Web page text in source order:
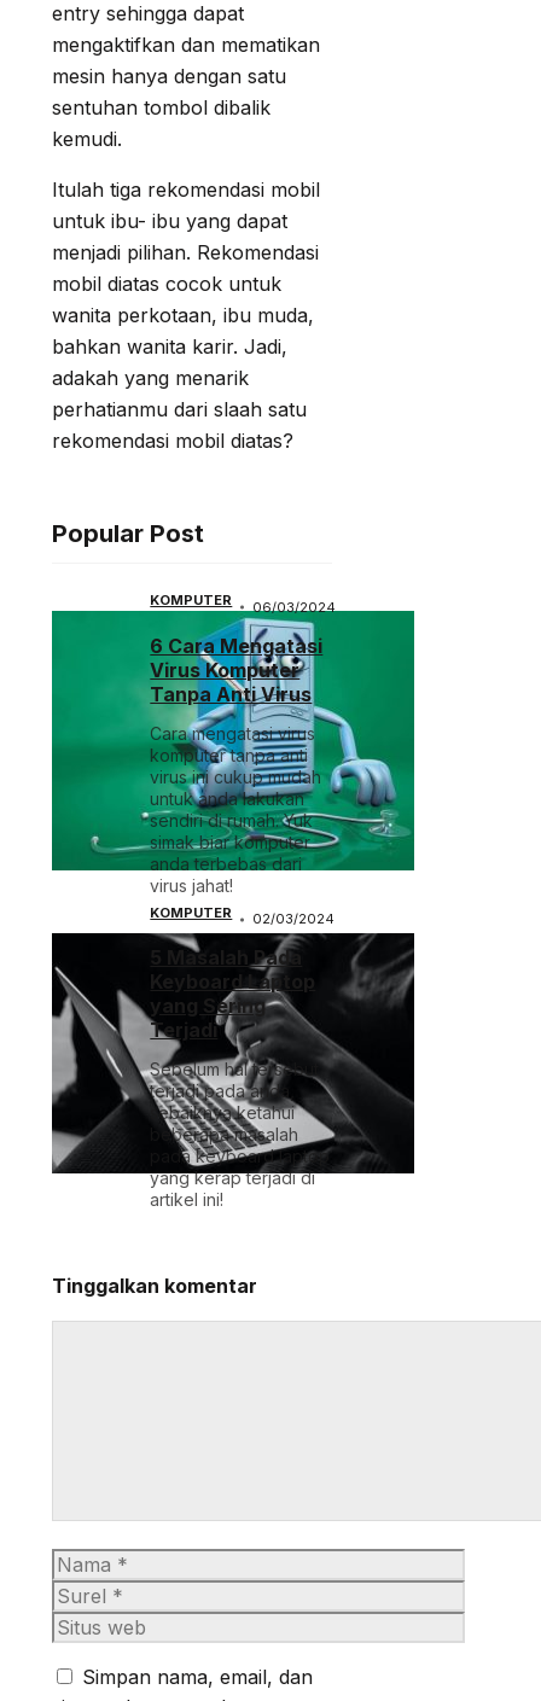
entry sehingga dapat
mengaktifkan dan mematikan
mesin hanya dengan satu
sentuhan tombol dibalik
kemudi.
Itulah tiga rekomendasi mobil
untuk ibu- ibu yang dapat
menjadi pilihan. Rekomendasi
mobil diatas cocok untuk
wanita perkotaan, ibu muda,
bahkan wanita karir. Jadi,
adakah yang menarik
perhatianmu dari slaah satu
rekomendasi mobil diatas?
Popular Post
KOMPUTER 06/03/2024
6 Cara Mengatasi
Virus Komputer
Tanpa Anti Virus
Cara mengatasi virus
komputer tanpa anti
virus ini cukup mudah
untuk anda lakukan
sendiri di rumah. Yuk
simak biar komputer
anda terbebas dari
virus jahat!
KOMPUTER 02/03/2024
5 Masalah Pada
Keyboard Laptop
yang Sering
Terjadi
Sebelum hal tersebut
terjadi pada anda,
sebaiknya ketahui
beberapa masalah
pada keyboard laptop
yang kerap terjadi di
artikel ini!
Tinggalkan komentar
Nama
Surel
Situs
Simpan nama, email, dan